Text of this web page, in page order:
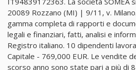
20089 Rozzano (MI) | 9/11, v.
gamma completa di rapporti e
legali e finanziari, fatti, analisi e
Registro italiano. 10 dipendenti
Capitale - 769,000 EUR. Le vendite
scorso anno sono state pari a più di